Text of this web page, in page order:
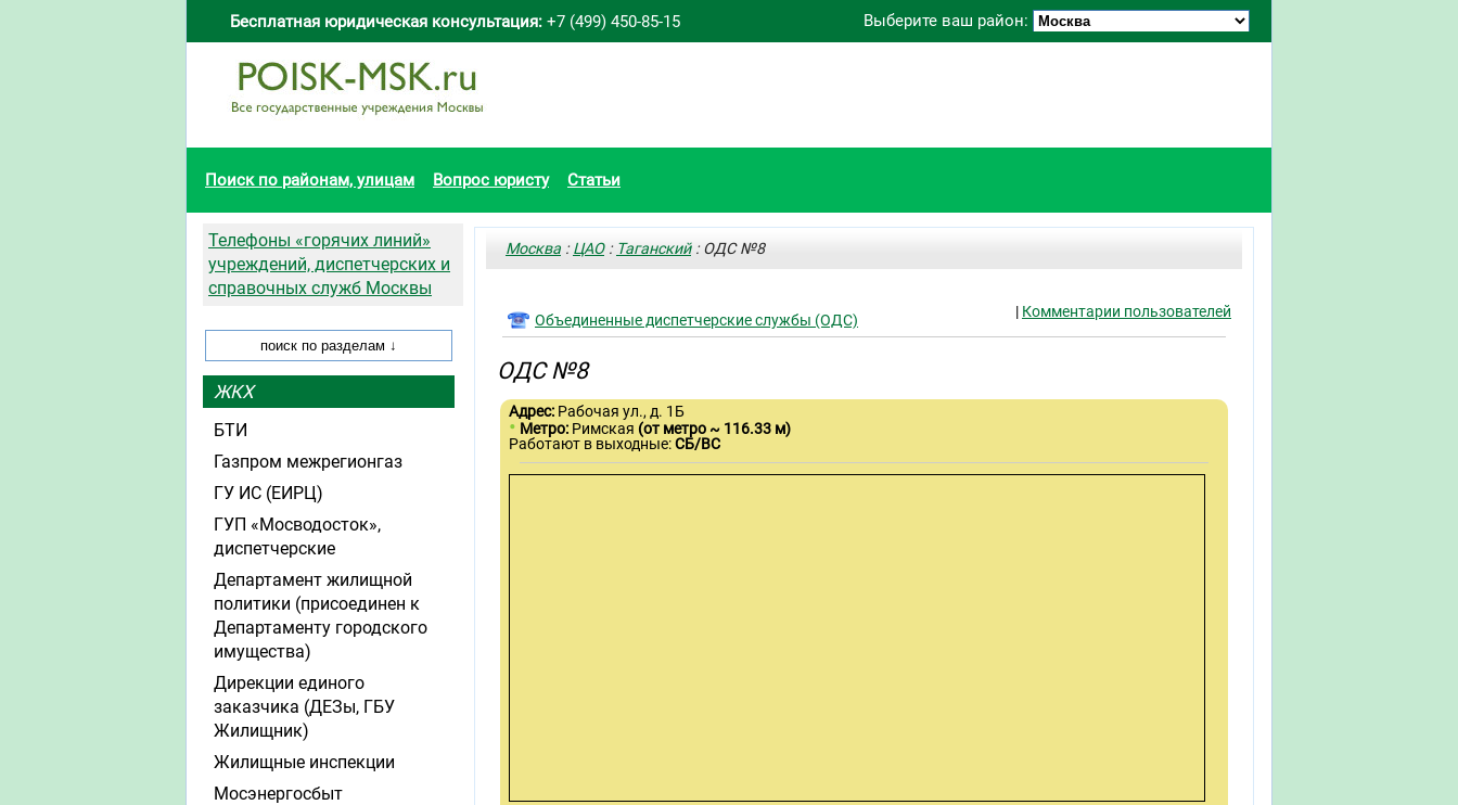
Выберите ваш район:
Бесплатная юридическая консультация: +7 (499) 450-85-15
Поиск по районам, улицам Вопрос юристу Статьи
Москва :ЦАО: Таганский: ОДС №8
| Комментарии пользователей
Объединенные диспетчерские службы (ОДС)
ОДС №8
Адрес: Рабочая ул., д. 1Б
• Метро: Римская (от метро ~ 116.33 м)
Работают в выходные:СБ/ВС
Телефоны «горячих линий»
учреждений, диспетчерских и
справочных служб Москвы
ЖКХ
БТИ
Газпром межрегионгаз
ГУ ИС (ЕИРЦ)
ГУП «Мосводосток»,
диспетчерские
Департамент жилищной
политики (присоединен к
Департаменту городского
имущества)
Дирекции единого
заказчика (ДЕЗы, ГБУ
Жилищник)
Жилищные инспекции
Мосэнергосбыт